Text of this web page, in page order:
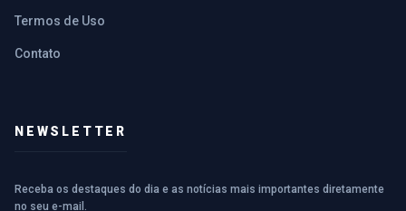
Termos de Uso
Contato
NEWSLETTER
Receba os destaques do dia e as notícias mais importantes diretamente
no seu e-mail.